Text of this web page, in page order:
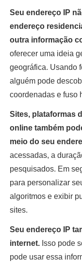
Seu endereço IP
endereço
outra informação
oferecer uma ideia
geográfica. Usando
alguém pode
coordenadas e fuso
Sites, plataformas
online também
meio do seu
acessadas, a
pesquisados. Em
para personalizar
algoritmos e exibir
sites.
Seu endereço IP
internet. Isso pode
pode usar essa